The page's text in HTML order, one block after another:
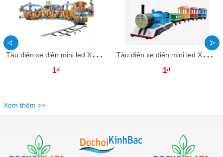
T
àu điện xe điện mini led XDTDKB30 Dochoikinhbac Trò chơi giải trí thú vị
1₫
T
àu điện xe điện mini led XDTDKB29 Dochoikinhbac Trò chơi giải trí thú vị
1₫
Xem thêm >>